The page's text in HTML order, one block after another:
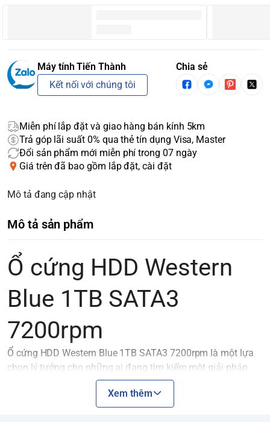
Máy tính Tiến Thành
Kết nối với chúng tôi
Chia sẻ
Miễn phí lắp đặt và giao hàng bán kính 5km
Trả góp lãi suất 0% qua thẻ tín dụng Visa, Master
Đổi sản phẩm mới miễn phí trong 07 ngày
Giá trên đã bao gồm lắp đặt, cài đặt
Mô tả đang cập nhật
Mô tả sản phẩm
Ổ cứng HDD Western
Blue 1TB SATA3
7200rpm
Ổ cứng HDD Western Blue 1TB SATA3 7200rpm là một lựa
chọn lý tưởng cho những ai đang tìm kiếm một giải pháp
lưu trữ đáng tin cậy với hiệu suất ổn định. Với dung lượng
1TB, bạn có đủ không gian để lưu trữ các tệp tin, tài liệu,
hình ảnh, video và các ứng dụng yêu thích của mình.
Xem thêm